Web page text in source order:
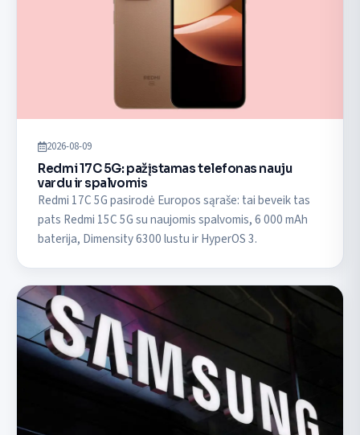
2026-08-09
Redmi 17C 5G: pažįstamas telefonas nauju
vardu ir spalvomis
Redmi 17C 5G pasirodė Europos sąraše: tai beveik tas
pats Redmi 15C 5G su naujomis spalvomis, 6 000 mAh
baterija, Dimensity 6300 lustu ir HyperOS 3.